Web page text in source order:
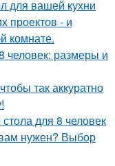
для вашей кухни
проектов - и
комнате.
человек: размеры и
так аккуратно
для 8 человек
нужен? Выбор